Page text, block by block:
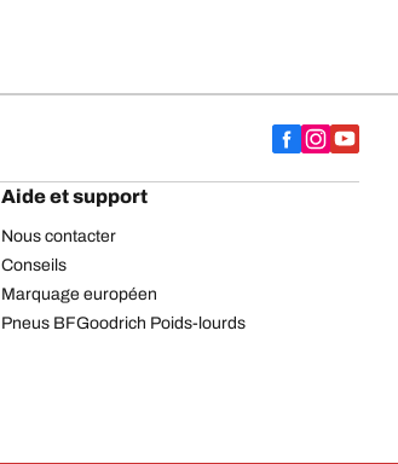
Aide et support
Nous contacter
Conseils
Marquage européen
Pneus BFGoodrich Poids-lourds